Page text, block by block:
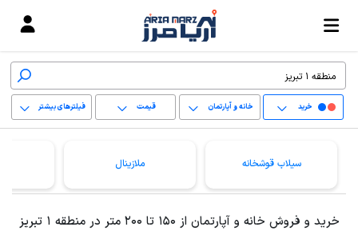
خرید خانه و آپارتمان قیمت فیلترهای بیشتر
پاک کردن محدوده
سیلاب قوشخانه ملازینال
خرید و فروش خانه و آپارتمان از 150 تا 200 متر در منطقه 1 تبریز